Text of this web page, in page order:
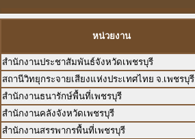
หน่วยงาน
สำนักงานประชาสัมพันธ์จังหวัดเพชรบุรี
สถานีวิทยุกระจายเสียงแห่งประเทศไทย จ.เพชรบุรี
สำนักงานธนารักษ์พื้นที่เพชรบุรี
สำนักงานคลังจังหวัดเพชรบุรี
สำนักงานสรรพากรพื้นที่เพชรบุรี